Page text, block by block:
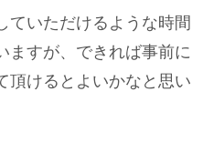
ていただけるような時間
ますが、できれば事前に
頂けるとよいかなと思い